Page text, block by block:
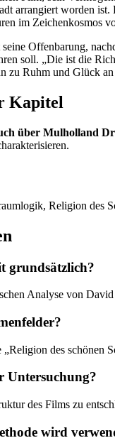
arrangiert worden
im Zeichenkosmos
seine Offenbarung,
soll. „Die ist die
zu Ruhm und Glück
Kapitel
über Mulholland
Religion des
grundsätzlich?
Analyse von
„Religion des
Untersuchung?
des Films zu
wird